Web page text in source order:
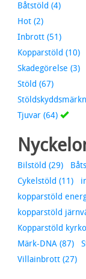
Båtstöld (4)
Hot (2)
Inbrott (51)
Kopparstöld (10)
Skadegörelse (3)
Stöld (67)
Tjuvar (64)
Bilstöld (29)
Cykelstöld (11)
kopparstöld
kopparstöld
Kopparstöld
Märk-DNA (87)
Villainbrott (27)